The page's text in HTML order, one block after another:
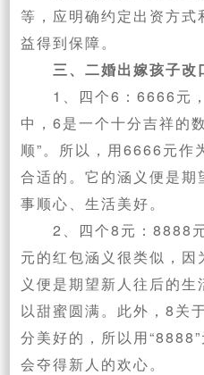
等，应明确约定出资方式
益得到保障。
三、二婚出嫁孩子改
1、四个6：6666元，
中，6是一个十分吉祥的
顺”。所以，用6666元作
合适的。它的涵义便是
事顺心、生活美好。
2、四个8元：8888
元的红包涵义很类似，因
义便是期望新人往后的
以甜蜜圆满。此外，8关
分美好的，所以用
会夺得新人的欢心。